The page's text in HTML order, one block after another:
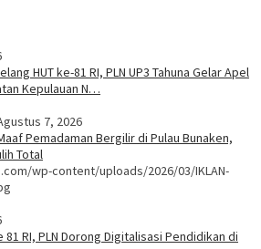
HUT ke-81 RI, PLN UP3 Tahuna Gelar Apel
Kepulauan N…
7, 2026
Pemadaman Bergilir di Pulau Bunaken,
Total
wp-content/uploads/2026/03/IKLAN-
81 RI, PLN Dorong Digitalisasi Pendidikan di